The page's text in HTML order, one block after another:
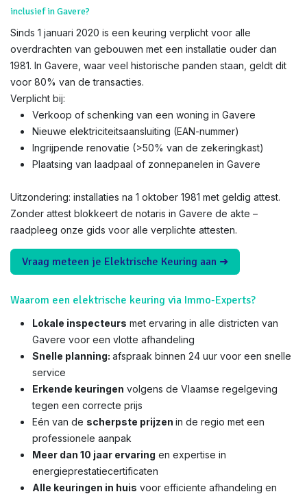
inclusief in Gavere?
Sinds 1 januari 2020 is een keuring verplicht voor alle
overdrachten van gebouwen met een installatie ouder dan
1981. In Gavere, waar veel historische panden staan, geldt dit
voor 80% van de transacties.
Verplicht bij:
Verkoop of schenking van een woning in Gavere
Nieuwe elektriciteitsaansluiting (EAN-nummer)
Ingrijpende renovatie (>50% van de zekeringkast)
Plaatsing van laadpaal of zonnepanelen in Gavere
Uitzondering: installaties na 1 oktober 1981 met geldig attest.
Zonder attest blokkeert de notaris in Gavere de akte –
raadpleeg onze gids voor alle verplichte attesten.
Vraag meteen je Elektrische Keuring aan ➜
Waarom een elektrische keuring via Immo-Experts?
Lokale inspecteurs met ervaring in alle districten van
Gavere voor een vlotte afhandeling
Snelle planning: afspraak binnen 24 uur voor een snelle
service
Erkende keuringen volgens de Vlaamse regelgeving
tegen een correcte prijs
Eén van de scherpste prijzen in de regio met een
professionele aanpak
Meer dan 10 jaar ervaring en expertise in
energieprestatiecertificaten
Alle keuringen in huis voor efficiente afhandeling en